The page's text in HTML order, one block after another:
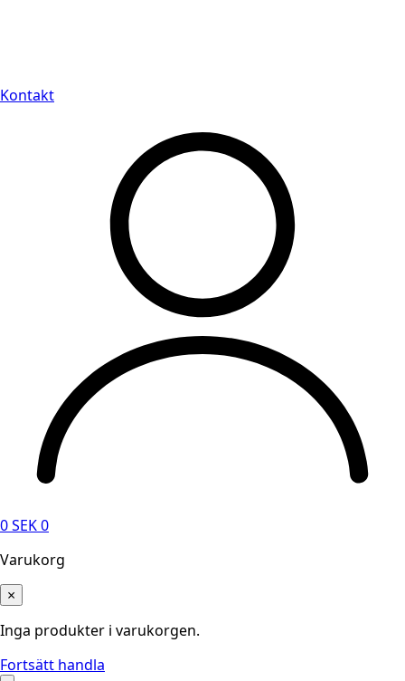
Kontakt
0SEK0
Varukorg
×
Inga produkter i varukorgen.
Fortsätt handla